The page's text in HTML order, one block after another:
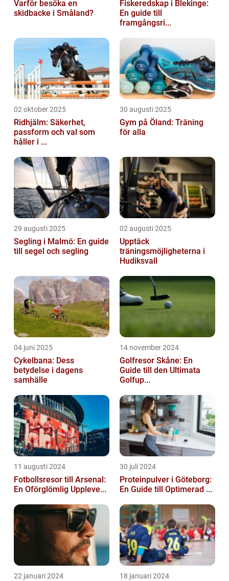
Varför besöka en
skidbacke i Småland?
Fiskeredskap i Blekinge:
En guide till
framgångsri...
02 oktober 2025
Ridhjälm: Säkerhet,
passform och val som
håller i ...
30 augusti 2025
Gym på Öland: Träning
för alla
29 augusti 2025
Segling i Malmö: En guide
till segel och segling
02 augusti 2025
Upptäck
träningsmöjligheterna i
Hudiksvall
04 juni 2025
Cykelbana: Dess
betydelse i dagens
samhälle
14 november 2024
Golfresor Skåne: En
Guide till den Ultimata
Golfup...
11 augusti 2024
Fotbollsresor till Arsenal:
En Oförglömlig Uppleve...
30 juli 2024
Proteinpulver i Göteborg:
En Guide till Optimerad ...
22 januari 2024 18 januari 2024